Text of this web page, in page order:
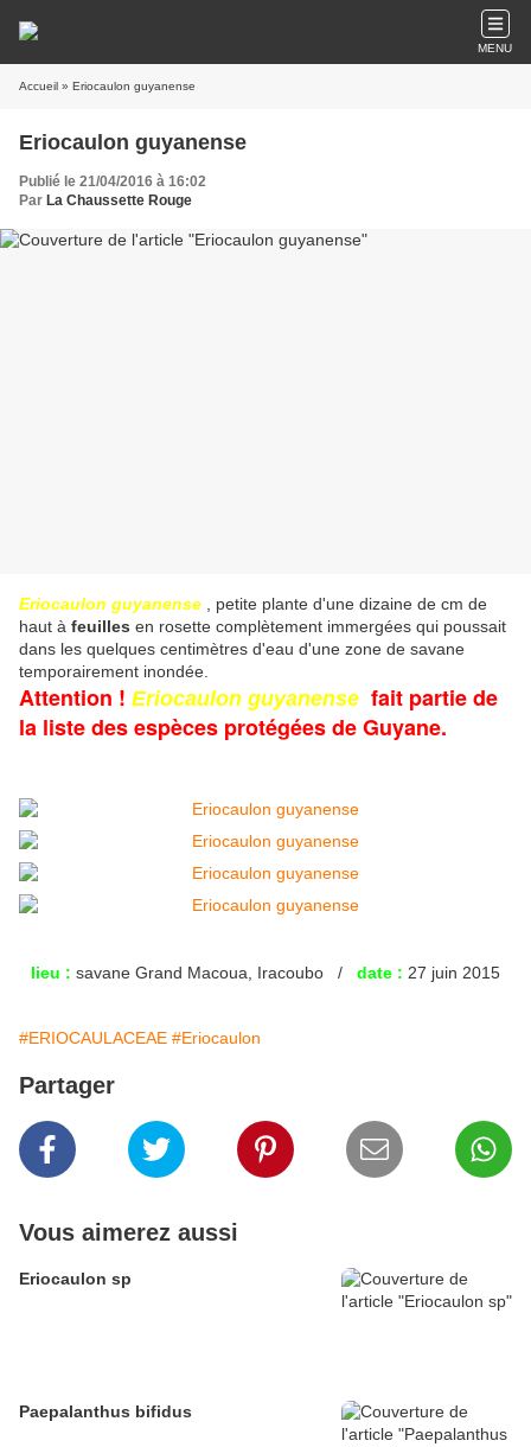
MENU
Accueil » Eriocaulon guyanense
Eriocaulon guyanense
Publié le 21/04/2016 à 16:02
Par La Chaussette Rouge
Eriocaulon guyanense , petite plante d'une dizaine de cm de
haut à feuilles en rosette complètement immergées qui poussait
dans les quelques centimètres d'eau d'une zone de savane
temporairement inondée.
Attention ! Eriocaulon guyanense fait partie de
la liste des espèces protégées de Guyane.
lieu : savane Grand Macoua, Iracoubo / date : 27 juin 2015
#ERIOCAULACEAE #Eriocaulon
Partager
Vous aimerez aussi
Eriocaulon sp
Paepalanthus bifidus